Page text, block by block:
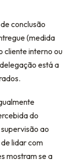
conclusão
(medida
cliente interno ou
está a
do
ao
lidar com
mostram se a